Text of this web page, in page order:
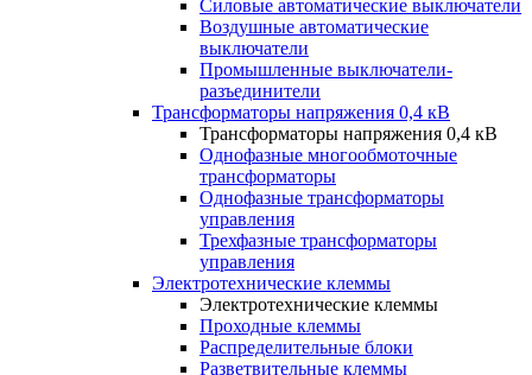
Силовые автоматические выключатели
Воздушные автоматические
выключатели
Промышленные выключатели-
разъединители
Трансформаторы напряжения 0,4 кВ
Трансформаторы напряжения 0,4 кВ
Однофазные многообмоточные
трансформаторы
Однофазные трансформаторы
управления
Трехфазные трансформаторы
управления
Электротехнические клеммы
Электротехнические клеммы
Проходные клеммы
Распределительные блоки
Разветвительные клеммы